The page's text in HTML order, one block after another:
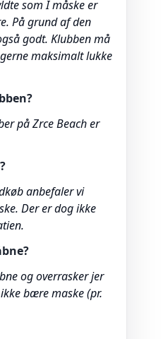
som I måske er
På grund af den
godt. Klubben må
maksimalt lukke
på Zrce Beach er
anbefaler vi
Der er dog ikke
og overrasker jer
bære maske (pr.